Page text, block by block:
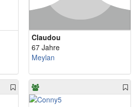
Claudou
67 Jahre
Meylan